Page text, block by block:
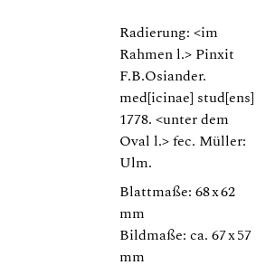
Radierung: <im
Rahmen l.> Pinxit
F.B.Osiander.
med[icinae] stud[ens]
1778. <unter dem
Oval l.> fec. Müller:
Ulm.
Blattmaße: 68 x 62
mm
Bildmaße: ca. 67 x 57
mm